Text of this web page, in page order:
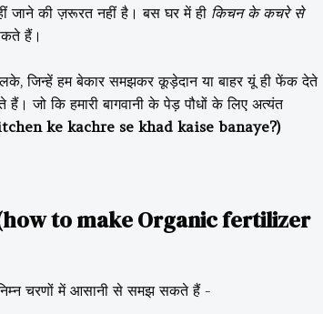
की ज़रूरत नहीं है। बस घर में ही किचन के कचरे से
हैं।
जिन्हें हम बेकार समझकर कूड़ेदान या बाहर यूं ही फेंक देते
जो कि हमारी बागवानी के पेड़ पौधों के लिए अत्यंत
ke kachre se khad kaise banaye?)
(how to make Organic fertilizer
चरणों में आसानी से समझ सकते हैं -